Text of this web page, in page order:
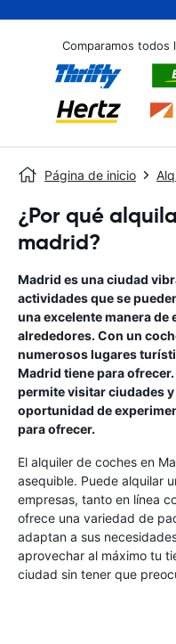
Comparamos
Página de inicio
¿Por qué
madrid?
Madrid es una ciudad
actividades que se
una excelente manera de
alrededores. Con un
numerosos lugares
Madrid tiene para
permite visitar ciudades
oportunidad de
para ofrecer.
El alquiler de coches en
asequible. Puede alquilar
empresas, tanto en línea
ofrece una variedad de
adaptan a sus
aprovechar al máximo tu
ciudad sin tener que